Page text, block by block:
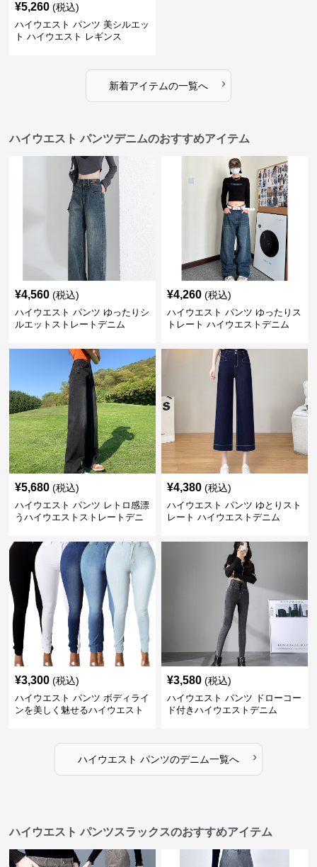
¥5,260 (税込)
ハイウエスト パンツ 美シルエッ
ト ハイウエスト レギンス
新着アイテムの一覧へ ›
ハイウエスト パンツデニムのおすすめアイテム
¥4,560 (税込)
ハイウエスト パンツ ゆったりシ
ルエットストレートデニム
¥4,260 (税込)
ハイウエスト パンツ ゆったりス
トレート ハイウエストデニム
¥5,680 (税込)
ハイウエスト パンツ レトロ感漂
うハイウエストストレートデニ
¥4,380 (税込)
ハイウエスト パンツ ゆとりスト
レート ハイウエストデニム
¥3,300 (税込)
ハイウエスト パンツ ボディライ
ンを美しく魅せるハイウエスト
¥3,580 (税込)
ハイウエスト パンツ ドローコー
ド付きハイウエストデニム
ハイウエスト パンツのデニム一覧へ ›
ハイウエスト パンツスラックスのおすすめアイテム